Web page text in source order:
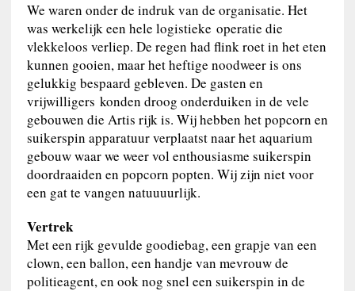
We waren onder de indruk van de organisatie. Het
was werkelijk een hele logistieke operatie die
vlekkeloos verliep. De regen had flink roet in het eten
kunnen gooien, maar het heftige noodweer is ons
gelukkig bespaard gebleven. De gasten en
vrijwilligers konden droog onderduiken in de vele
gebouwen die Artis rijk is. Wij hebben het popcorn en
suikerspin apparatuur verplaatst naar het aquarium
gebouw waar we weer vol enthousiasme suikerspin
doordraaiden en popcorn popten. Wij zijn niet voor
een gat te vangen natuuuurlijk.
Vertrek
Met een rijk gevulde goodiebag, een grapje van een
clown, een ballon, een handje van mevrouw de
politieagent, en ook nog snel een suikerspin in de